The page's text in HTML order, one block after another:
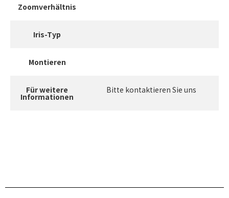
Zoomverhältnis
Iris-Typ
Montieren
Für weitere
Informationen
Bitte kontaktieren Sie uns